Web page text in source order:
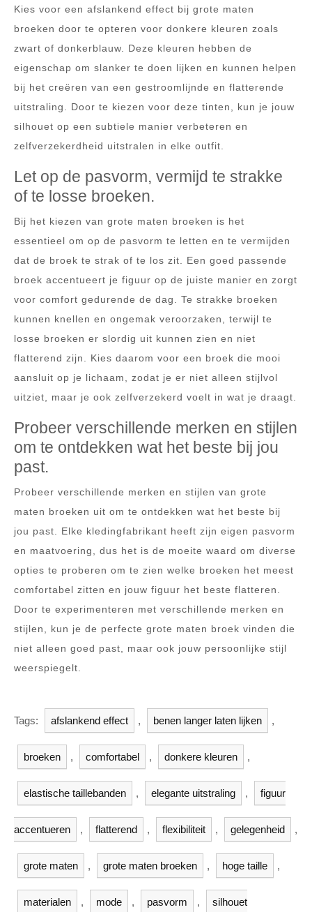
Kies voor een afslankend effect bij grote maten
broeken door te opteren voor donkere kleuren zoals
zwart of donkerblauw. Deze kleuren hebben de
eigenschap om slanker te doen lijken en kunnen helpen
bij het creëren van een gestroomlijnde en flatterende
uitstraling. Door te kiezen voor deze tinten, kun je jouw
silhouet op een subtiele manier verbeteren en
zelfverzekerdheid uitstralen in elke outfit.
Let op de pasvorm, vermijd te strakke
of te losse broeken.
Bij het kiezen van grote maten broeken is het
essentieel om op de pasvorm te letten en te vermijden
dat de broek te strak of te los zit. Een goed passende
broek accentueert je figuur op de juiste manier en zorgt
voor comfort gedurende de dag. Te strakke broeken
kunnen knellen en ongemak veroorzaken, terwijl te
losse broeken er slordig uit kunnen zien en niet
flatterend zijn. Kies daarom voor een broek die mooi
aansluit op je lichaam, zodat je er niet alleen stijlvol
uitziet, maar je ook zelfverzekerd voelt in wat je draagt.
Probeer verschillende merken en stijlen
om te ontdekken wat het beste bij jou
past.
Probeer verschillende merken en stijlen van grote
maten broeken uit om te ontdekken wat het beste bij
jou past. Elke kledingfabrikant heeft zijn eigen pasvorm
en maatvoering, dus het is de moeite waard om diverse
opties te proberen om te zien welke broeken het meest
comfortabel zitten en jouw figuur het beste flatteren.
Door te experimenteren met verschillende merken en
stijlen, kun je de perfecte grote maten broek vinden die
niet alleen goed past, maar ook jouw persoonlijke stijl
weerspiegelt.
Tags: afslankend effect , benen langer laten lijken ,
broeken , comfortabel , donkere kleuren ,
elastische taillebanden , elegante uitstraling , figuur
accentueren , flatterend , flexibiliteit , gelegenheid ,
grote maten , grote maten broeken , hoge taille ,
materialen , mode , pasvorm , silhouet